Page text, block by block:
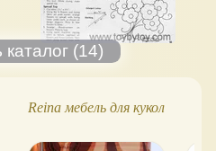
Reina мебель для кукол